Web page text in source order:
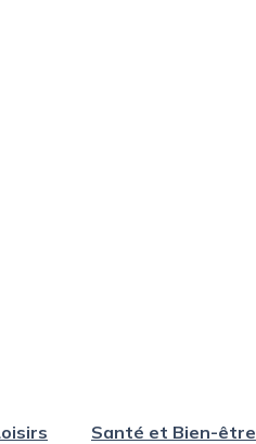
Santé et Bien-être